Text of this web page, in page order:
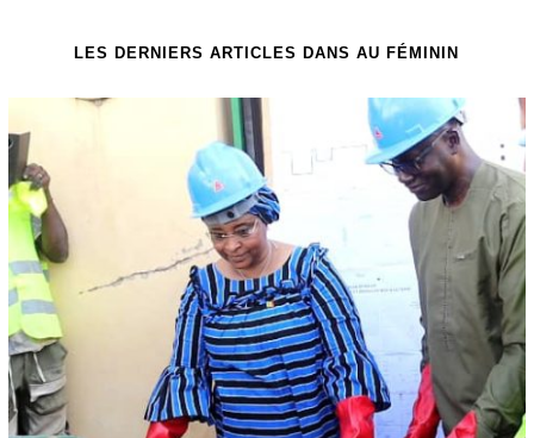
LES DERNIERS ARTICLES DANS AU FÉMININ